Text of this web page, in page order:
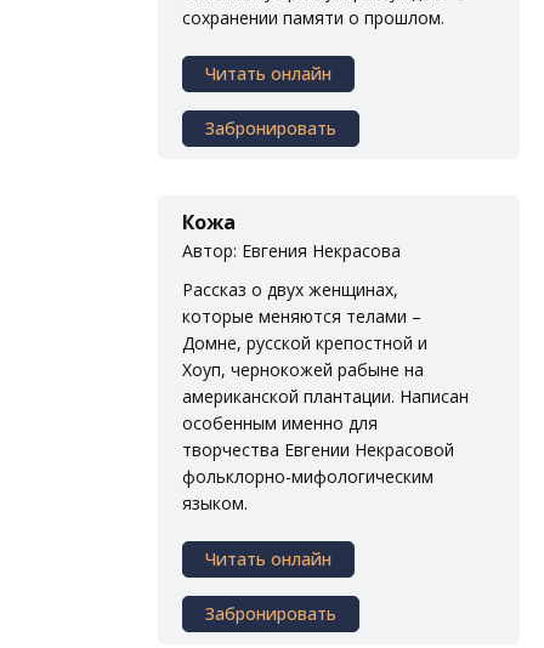
сохранении памяти о прошлом.
Читать онлайн
Забронировать
Кожа
Автор: Евгения Некрасова
Рассказ о двух женщинах,
которые меняются телами –
Домне, русской крепостной и
Хоуп, чернокожей рабыне на
американской плантации. Написан
особенным именно для
творчества Евгении Некрасовой
фольклорно-мифологическим
языком.
Читать онлайн
Забронировать